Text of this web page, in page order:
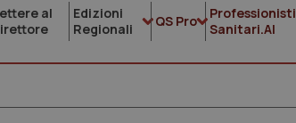
al
Edizioni
Regionali
QS Pro
Professionisti
Sanitari.AI